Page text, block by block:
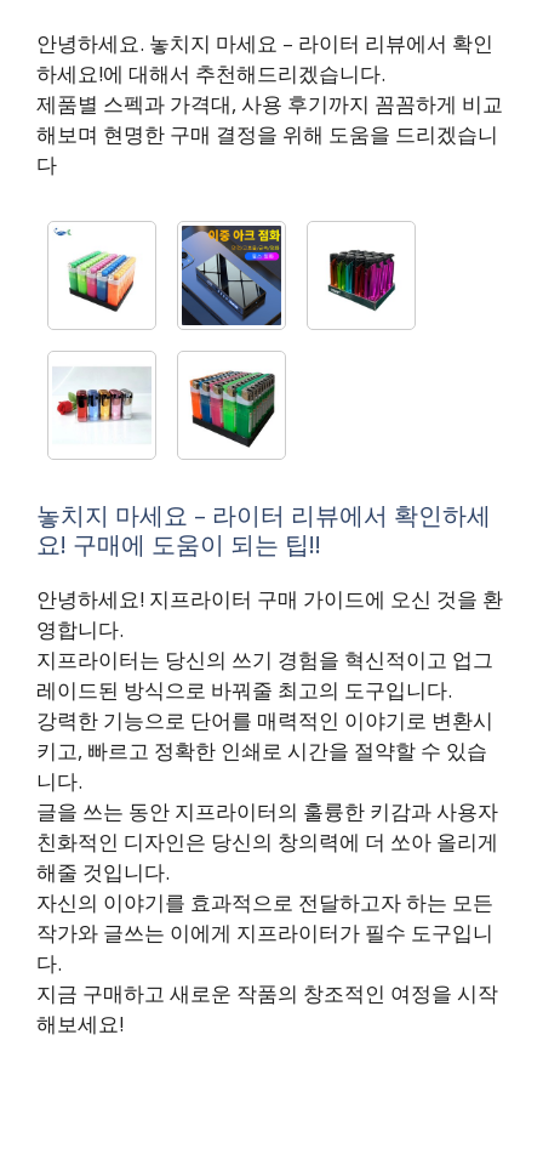
안녕하세요. 놓치지 마세요 – 라이터 리뷰에서 확인
하세요!에 대해서 추천해드리겠습니다.
제품별 스펙과 가격대, 사용 후기까지 꼼꼼하게 비교
해보며 현명한 구매 결정을 위해 도움을 드리겠습니
다
놓치지 마세요 – 라이터 리뷰에서 확인하세
요! 구매에 도움이 되는 팁!!
안녕하세요! 지프라이터 구매 가이드에 오신 것을 환
영합니다.
지프라이터는 당신의 쓰기 경험을 혁신적이고 업그
레이드된 방식으로 바꿔줄 최고의 도구입니다.
강력한 기능으로 단어를 매력적인 이야기로 변환시
키고, 빠르고 정확한 인쇄로 시간을 절약할 수 있습
니다.
글을 쓰는 동안 지프라이터의 훌륭한 키감과 사용자
친화적인 디자인은 당신의 창의력에 더 쏘아 올리게
해줄 것입니다.
자신의 이야기를 효과적으로 전달하고자 하는 모든
작가와 글쓰는 이에게 지프라이터가 필수 도구입니
다.
지금 구매하고 새로운 작품의 창조적인 여정을 시작
해보세요!